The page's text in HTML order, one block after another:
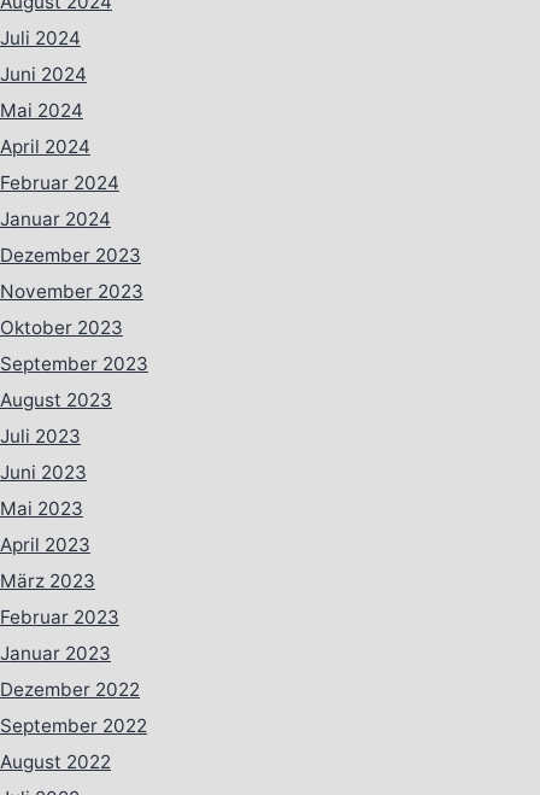
Juli 2024
Juni 2024
Mai 2024
April 2024
Februar 2024
Januar 2024
Dezember 2023
November 2023
Oktober 2023
September 2023
August 2023
Juli 2023
Juni 2023
Mai 2023
April 2023
März 2023
Februar 2023
Januar 2023
Dezember 2022
September 2022
August 2022